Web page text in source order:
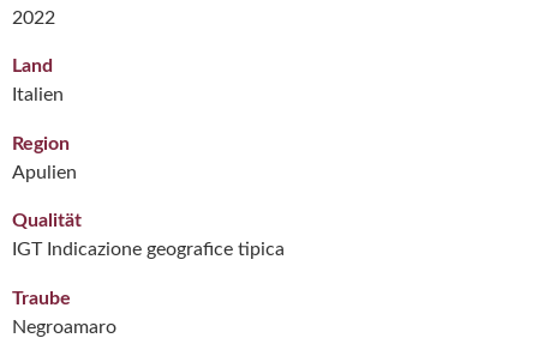
2022
Land
Italien
Region
Apulien
Qualität
IGT Indicazione geografice tipica
Traube
Negroamaro